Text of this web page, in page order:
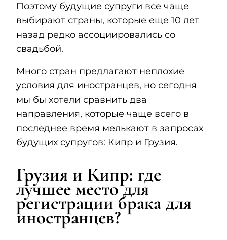
Поэтому будущие супруги все чаще
выбирают страны, которые еще 10 лет
назад редко ассоциировались со
свадьбой.
Много стран предлагают неплохие
условия для иностранцев, но сегодня
мы бы хотели сравнить два
направления, которые чаще всего в
последнее время мелькают в запросах
будущих супругов: Кипр и Грузия.
Грузия и Кипр: где
лучшее место для
регистрации брака для
иностранцев?